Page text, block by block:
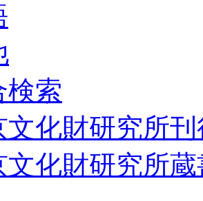
検索
文化財研究所
文化財研究所